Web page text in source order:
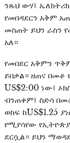
ንጹህ ውሃ፤
የመበዳደርን አቅም
መስጠት ይህን ራስን
አለ።
የመበደር አቅምን
ይበቃል። ዘጠና
US$2:00 ነው፤
ብንጠቀም፤ ስድሳ
ወከፍ ከUS$1.25
የሚያሳየው የኢትዮጵያ
ደርሷል። ይህን